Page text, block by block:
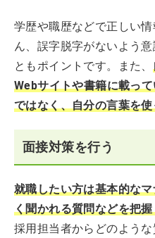
学歴や職歴などで正しい
ん、誤字脱字がないよう
ともポイントです。また、
Webサイトや書籍に載っ
ではなく、自分の言葉を
面接対策を行う
就職したい方は基本的な
く聞かれる質問などを把
採用担当者からどのよう